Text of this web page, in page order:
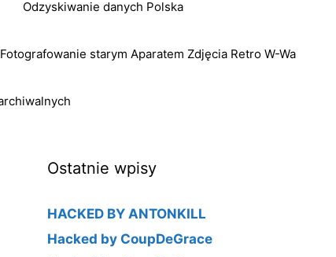
Odzyskiwanie danych Polska
Fotografowanie starym Aparatem Zdjęcia Retro W-Wa
Ostatnie wpisy
HACKED BY ANTONKILL
Hacked by CoupDeGrace